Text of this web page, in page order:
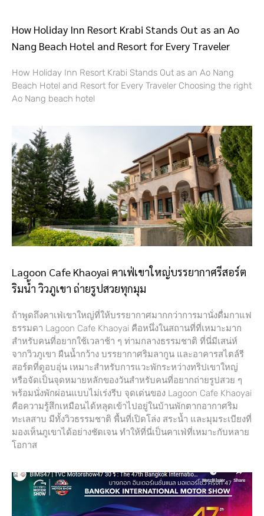
How Holiday Inn Resort Krabi Stands Out as an Ao
Nang Beach Hotel and Resort for Every Traveler
How Holiday Inn Resort Krabi Stands Out as an Ao Nang
Beach Hotel and Resort for Every Traveler Choosing the right
Ao Nang beach hotel
Lagoon Cafe Khaoyai คาเฟ่เขาใหญ่บรรยากาศรีสอร์ต
ริมน้ำ วิวภูเขา ถ่ายรูปสวยทุกมุม
ถ้าพูดถึงคาเฟ่เขาใหญ่ที่ให้บรรยากาศมากกว่าการมานั่งดื่มกาแฟ
ธรรมดา Lagoon Cafe Khaoyai คือหนึ่งในสถานที่ที่เหมาะมาก
สำหรับคนที่อยากใช้เวลาช้า ๆ ท่ามกลางธรรมชาติ ที่นี่มีเสน่ห์
จากวิวภูเขา ผืนน้ำกว้าง บรรยากาศริมลากูน และอาคารสไตล์รี
สอร์ตที่ดูอบอุ่น เหมาะสำหรับการแวะพักระหว่างทริปเขาใหญ่
หรือจัดเป็นจุดหมายหลักของวันสำหรับคนที่อยากถ่ายรูปสวย ๆ
พร้อมนั่งพักผ่อนแบบไม่เร่งรีบ จุดเด่นของ Lagoon Cafe Khaoyai
คือความรู้สึกเหมือนได้หลุดเข้าไปอยู่ในบ้านพักตากอากาศริม
ทะเลสาบ มีทั้งวิวธรรมชาติ พื้นที่เปิดโล่ง สระน้ำ และมุมระเบียงที่
มองเห็นภูเขาได้อย่างชัดเจน ทำให้ที่นี่เป็นคาเฟ่ที่เหมาะกับหลาย
โอกาส